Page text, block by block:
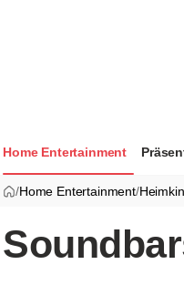
Home Entertainment
/Home Entertainment/